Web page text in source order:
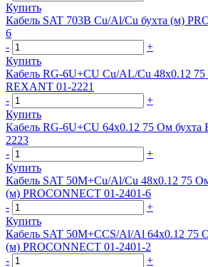
Купить
Кабель SAT 703B Cu/Al/Cu бухта (м)
6
-
+
Купить
Кабель RG-6U+CU Cu/AL/Cu 48х0.12
REXANT 01-2221
-
+
Купить
Кабель RG-6U+CU 64х0.12 75 Ом
2223
-
+
Купить
Кабель SAT 50M+Cu/Al/Cu 48х0.12 75
(м) PROCONNECT 01-2401-6
-
+
Купить
Кабель SAT 50M+CCS/Al/Al 64х0.12 75
(м) PROCONNECT 01-2401-2
-
+